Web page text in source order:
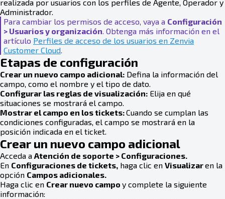
realizada por usuarios con los perfiles de Agente, Operador y
Administrador.
Para cambiar los permisos de acceso, vaya a Configuración
> Usuarios y organización. Obtenga más información en el
artículo Perfiles de acceso de los usuarios en Zenvia
Customer Cloud.
Etapas de configuración
Crear un nuevo campo adicional: Defina la información del
campo, como el nombre y el tipo de dato.
Configurar las reglas de visualización: Elija en qué
situaciones se mostrará el campo.
Mostrar el campo en los tickets:Cuando se cumplan las
condiciones configuradas, el campo se mostrará en la
posición indicada en el ticket.
Crear un nuevo campo adicional
Acceda a Atención de soporte > Configuraciones.
En Configuraciones de tickets, haga clic en Visualizaren la
opción Campos adicionales.
Haga clic en Crear nuevo campo y complete la siguiente
información: